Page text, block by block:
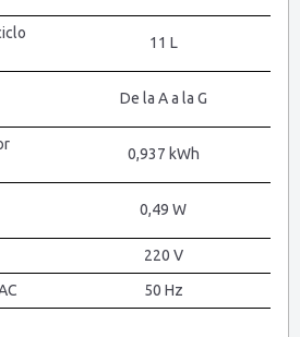
11 L
De la A a la G
0,937 kWh
0,49 W
220 V
50 Hz